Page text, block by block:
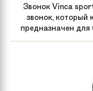
Звонок Vinca
звонок, который
предназначен для